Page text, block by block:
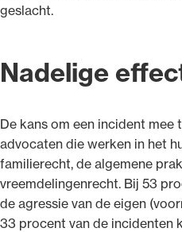
geslacht.
Nadelige
De kans om een incident
advocaten die werken in het
familierecht, de algemene
vreemdelingenrecht. Bij 53
de agressie van de eigen
33 procent van de incidenten